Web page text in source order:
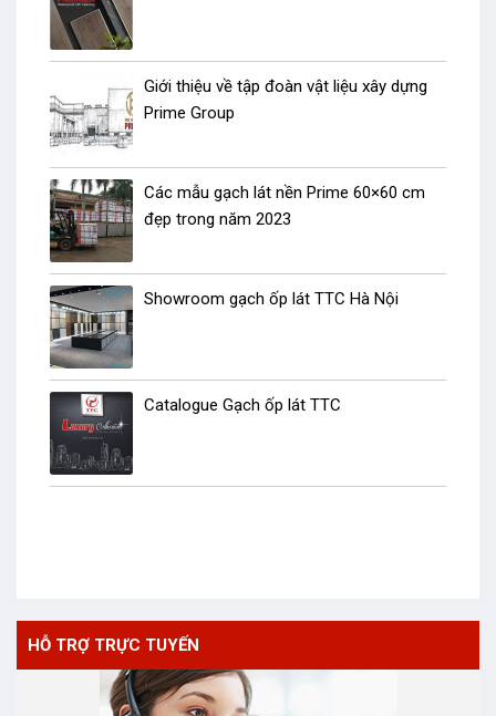
HỖ TRỢ TRỰC TUYẾN
Giới thiệu về tập đoàn vật liệu xây dựng
Prime Group
Các mẫu gạch lát nền Prime 60×60 cm
đẹp trong năm 2023
Showroom gạch ốp lát TTC Hà Nội
Catalogue Gạch ốp lát TTC